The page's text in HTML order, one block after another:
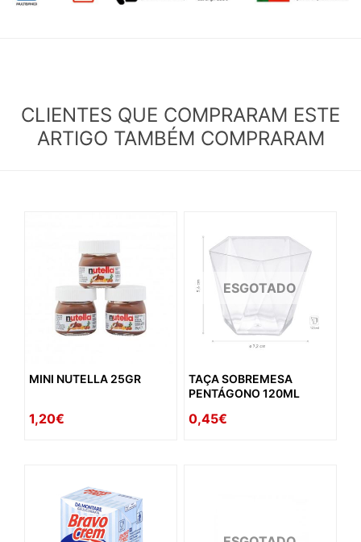
CLIENTES QUE COMPRARAM ESTE
ARTIGO TAMBÉM COMPRARAM
MINI NUTELLA 25GR
1,20€
ESGOTADO
TAÇA SOBREMESA
PENTÁGONO 120ML
0,45€